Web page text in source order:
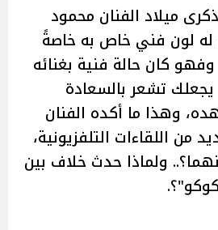
1 مايو، ذكرى ميلاد الفنان محمود
لون فني خاص به خاصةً
كان حالة فنية بغنائه
يجعلك تشعر بالسعادة
وهذا ما أكده الفنان
من اللقاءات التلفزيونية،
ولماذا حدث خلاف بين